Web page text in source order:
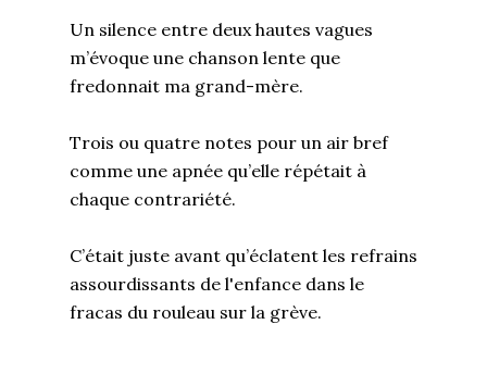
Un silence entre deux hautes vagues
m’évoque une chanson lente que
fredonnait ma grand-mère.
Trois ou quatre notes pour un air bref
comme une apnée qu’elle répétait à
chaque contrariété.
C’était juste avant qu’éclatent les refrains
assourdissants de l'enfance dans le
fracas du rouleau sur la grève.